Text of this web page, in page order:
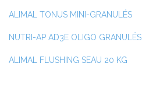
ALIMAL TONUS MINI-GRANULÉS
NUTRI-AP AD3E OLIGO GRANULÉS
ALIMAL FLUSHING SEAU 20 KG